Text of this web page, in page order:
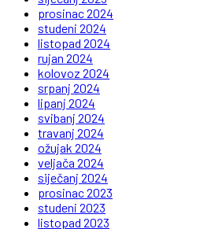
prosinac 2024
studeni 2024
listopad 2024
rujan 2024
kolovoz 2024
srpanj 2024
lipanj 2024
svibanj 2024
travanj 2024
ožujak 2024
veljača 2024
siječanj 2024
prosinac 2023
studeni 2023
listopad 2023